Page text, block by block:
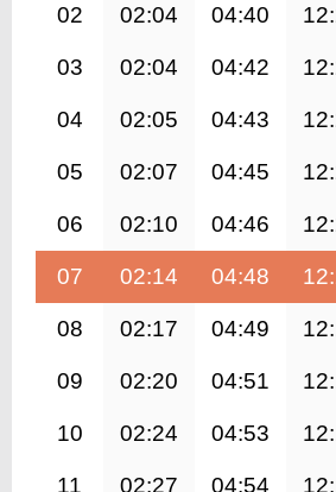
02 02:04 04:40
03 02:04 04:42
04 02:05 04:43
05 02:07 04:45
06 02:10 04:46
07 02:14 04:48
08 02:17 04:49
09 02:20 04:51
10 02:24 04:53
11 02:27 04:54